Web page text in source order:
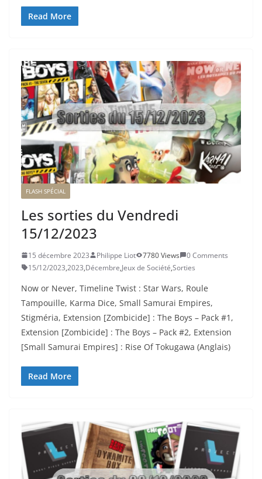
Read More
FLASH SPÉCIAL
Les sorties du Vendredi
15/12/2023
15 décembre 2023 Philippe Liot 7780 Views
0 Comments
15/12/2023,2023,Décembre,Jeux de Société,Sorties
Now or Never, Timeline Twist : Star Wars, Roule
Tampouille, Karma Dice, Small Samurai Empires,
Stigméria, Extension [Zombicide] : The Boys – Pack #1,
Extension [Zombicide] : The Boys – Pack #2, Extension
[Small Samurai Empires] : Rise Of Tokugawa (Anglais)
Read More